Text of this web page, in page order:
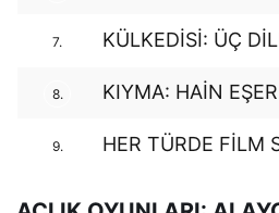
7. KÜLKEDİSİ: ÜÇ
8. KIYMA: HAİN
9. HER TÜRDE FİLM